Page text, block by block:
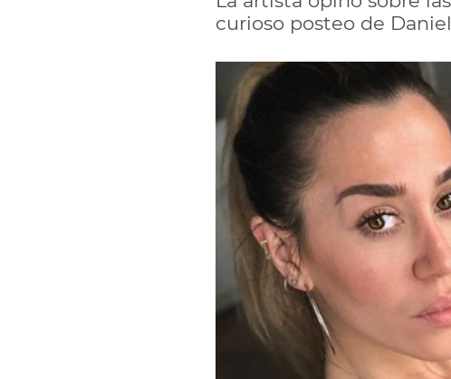
curioso posteo de